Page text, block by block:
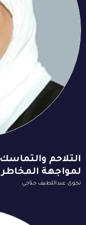
التلاحم
لمواجهة المخاطر
نجوى عبداللطيف جناحي